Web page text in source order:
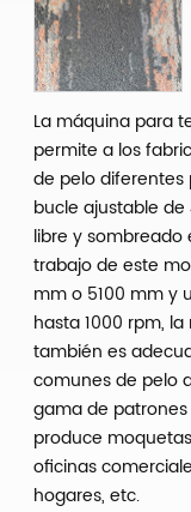
La máquina para
permite a los
de pelo
bucle ajustable
libre y sombreado
trabajo de este
mm o 5100 mm y
hasta 1000 rpm,
también es
comunes de pelo
gama de
produce
oficinas
hogares, etc.